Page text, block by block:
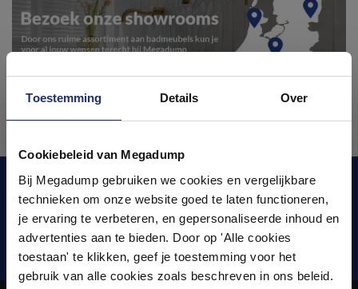
Toestemming Details Over
Cookiebeleid van Megadump
Bij Megadump gebruiken we cookies en vergelijkbare
technieken om onze website goed te laten functioneren,
je ervaring te verbeteren, en gepersonaliseerde inhoud en
advertenties aan te bieden. Door op 'Alle cookies
toestaan' te klikken, geef je toestemming voor het
gebruik van alle cookies zoals beschreven in ons beleid.
Blijf op de hoogte van het laatste nieuws en
ontwikkelingen
Verstuur
badkamers in onze 1000 m²
showroom
Laat je inspireren door 21 volledig ingerichte
badkameropstellingen – van compact tot luxe. Onze
ervaren adviseurs helpen je persoonlijk, en je vindt
tegels & sanitair direct uit voorraad. Gratis parkeren
op eigen terrein.